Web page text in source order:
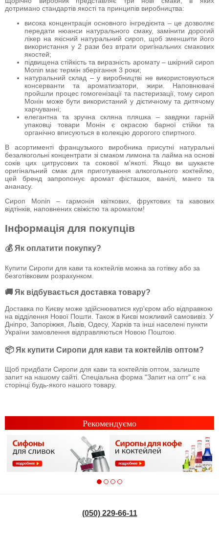
дотримано стандартів якості та принципів виробництва:
висока концентрація основного інгредієнта – це дозволяє
передати нюанси натурального смаку, замінити дорогий
лікер на якісний натуральний сироп, щоб зменшити його
використання у 2 рази без втрати оригінальних смакових
якостей;
підвищена стійкість та виразність аромату – шкірний сироп
Monin має термін зберігання 3 роки;
натуральний склад – у виробництві не використовуються
консерванти та ароматизатори, жири. Наповнювачі
пройшли процес гомогенізації та пастеризації, тому сироп
Монін може бути використаний у дієтичному та дитячому
харчуванні;
елегантна та зручна скляна пляшка – завдяки гарній
упаковці товари Монін є окрасою барної стійки та
органічно вписуються в колекцію дорогого спиртного.
В асортименті французького виробника присутні натуральні
безалкогольні концентрати зі смаком лимона та лайма на основі
соків цих цитрусових та сокової м'якоті. Якщо ви шукаєте
оригінальний смак для приготування алкогольного коктейлю,
цей бренд запропонує аромат фісташок, ванілі, манго та
ананасу.
Сироп Monin – гармонія квіткових, фруктових та кавових
відтінків, наповнених свіжістю та ароматом!
Інформація для покупців
💰 Як оплатити покупку?
Купити Сиропи для кави та коктейлів можна за готівку або за
безготівковим розрахунком.
🚚 Як відбувається доставка товару?
Доставка по Києву може здійснюватися кур'єром або відправкою
на відділення Нової Пошти. Також в Києві можливий самовивіз. У
Дніпро, Запоріжжя, Львів, Одесу, Харків та інші населені пункти
України замовлення відправляються Новою Поштою.
📦 Як купити Сиропи для кави та коктейлів оптом?
Щоб придбати Сиропи для кави та коктейлів оптом, залиште
запит на нашому сайті. Спеціальна форма "Запит на опт" є на
сторінці будь-якого нашого товару.
Рекомендуємо
(050) 229-66-11